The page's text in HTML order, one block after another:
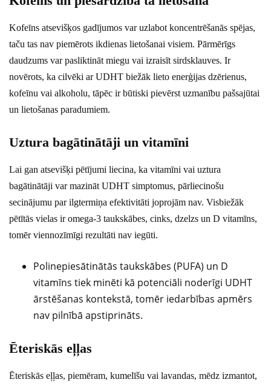
Kofeīns atsevišķos gadījumos var uzlabot koncentrēšanās spējas,
taču tas nav piemērots ikdienas lietošanai visiem. Pārmērīgs
daudzums var pasliktināt miegu vai izraisīt sirdsklauves. Ir
novērots, ka cilvēki ar UDHT biežāk lieto enerģijas dzērienus,
kofeīnu vai alkoholu, tāpēc ir būtiski pievērst uzmanību pašsajūtai
un lietošanas paradumiem.
Uztura bagātinātāji un vitamīni
Lai gan atsevišķi pētījumi liecina, ka vitamīni vai uztura
bagātinātāji var mazināt UDHT simptomus, pārliecinošu
secinājumu par ilgtermiņa efektivitāti joprojām nav. Visbiežāk
pētītās vielas ir omega-3 taukskābes, cinks, dzelzs un D vitamīns,
tomēr viennozīmīgi rezultāti nav iegūti.
Polinepiesātinātās taukskābes (PUFA) un D
vitamīns tiek minēti kā potenciāli noderīgi UDHT
ārstēšanas kontekstā, tomēr iedarbības apmērs
nav pilnībā apstiprināts.
Ēteriskās eļļas
Ēteriskās eļļas, piemēram, kumelīšu vai lavandas, mēdz izmantot,